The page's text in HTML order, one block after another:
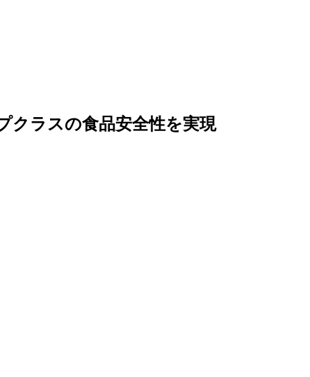
クラスの食品安全性を実現